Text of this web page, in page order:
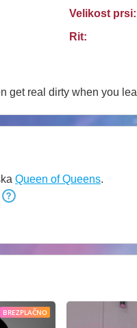
Velikost prsi:
Rit:
get real dirty when you
Queen of Queens.
BREZPLAČNO